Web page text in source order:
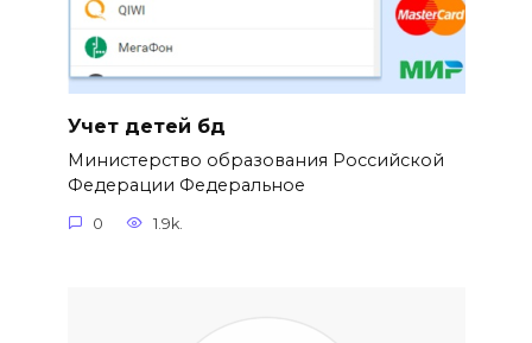
Учет детей бд
Министерство образования Российской
Федерации Федеральное
0 1.9k.